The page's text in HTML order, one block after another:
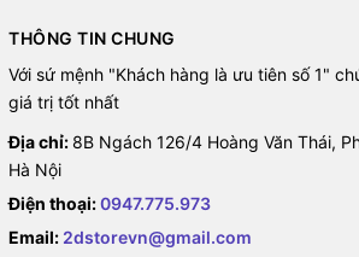
THÔNG TIN CHUNG
Với sứ mệnh "Khách hàng là ưu tiên số 1"
giá trị tốt nhất
Địa chỉ: 8B Ngách 126/4 Hoàng Văn Thái,
Hà Nội
Điện thoại:0947.775.973
Email: 2dstorevn@gmail.com